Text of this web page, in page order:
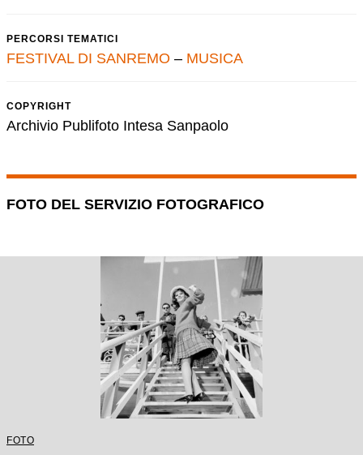
PERCORSI TEMATICI
FESTIVAL DI SANREMO – MUSICA
COPYRIGHT
Archivio Publifoto Intesa Sanpaolo
FOTO DEL SERVIZIO FOTOGRAFICO
FOTO